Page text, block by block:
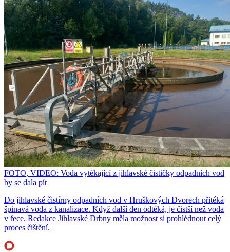
FOTO, VIDEO: Voda vytékající z jihlavské čističky odpadních vod
by se dala pít
Do jihlavské čistírny odpadních vod v Hruškových Dvorech přitéká
špinavá voda z kanalizace. Když další den odtéká, je čistší než voda
v řece. Redakce Jihlavské Drbny měla možnost si prohlédnout celý
proces čištění.